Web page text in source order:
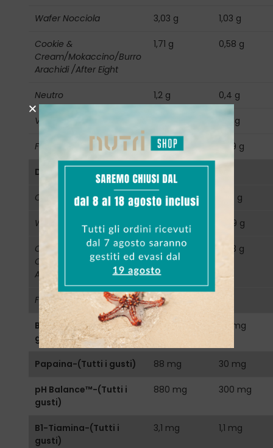
Wafer Nocciola 3,03 g 1,03 g
Cookie &
Cream/Mokaccino/Burro
Arachidi /After Eight
1,71 g 0,58 g
Neutro 1,2 g 0,4 g
Vaniglia 1,18 g 0,4 g
Fragola 1,15 g 0,39 g
Di cui Saturi
Cioccolato 0,4 g 0,14 g
Wafer Nocciola 0,26 g 0,09 g
Cookie &
Cream/Mokaccino/Burro
Arachidi/After Eight
0,09 g 0,03 g
Fragola/ Vaniglia/Neutro 0 g
Bromelina-(Tutti i
gusti)
88 mg 30 mg
Papaina-(Tutti i gusti) 88 mg 30 mg
pH Balance™-(Tutti i
gusti)
880 mg 300 mg
B1-Tiamina-(Tutti i
gusti)
3,1 mg 1,1 mg